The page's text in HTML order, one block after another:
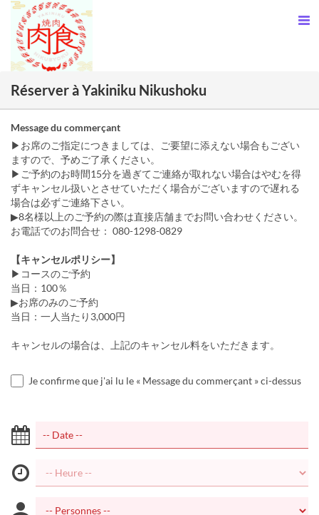
Réserver à Yakiniku Nikushoku
Message du commerçant
▶お席のご指定につきましては、ご要望に添えない場合もござい
ますので、予めご了承ください。
▶ご予約のお時間15分を過ぎてご連絡が取れない場合はやむを得
ずキャンセル扱いとさせていただく場合がございますので遅れる
場合は必ずご連絡下さい。
▶8名様以上のご予約の際は直接店舗までお問い合わせください。
お電話でのお問合せ： 080-1298-0829
【キャンセルポリシー】
▶コースのご予約
当日：100％
▶お席のみのご予約
当日：一人当たり3,000円
キャンセルの場合は、上記のキャンセル料をいただきます。
Je confirme que j'ai lu le « Message du commerçant » ci-dessus